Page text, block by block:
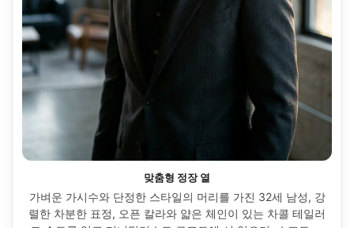
맞춤형 정장 열
가벼운 가시수와 단정한 스타일의 머리를 가진 32세 남성, 강
렬한 차분한 표정, 오픈 칼라와 얇은 체인이 있는 차콜 테일러